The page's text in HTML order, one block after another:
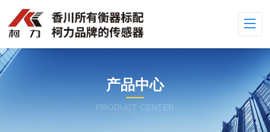
产品中心
PRODUCT CENTER